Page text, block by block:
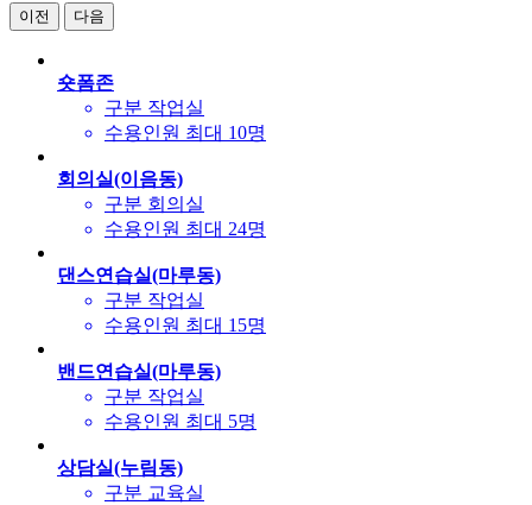
이전 다음
숏폼존
구분 작업실
수용인원 최대 10명
회의실(이음동)
구분 회의실
수용인원 최대 24명
댄스연습실(마루동)
구분 작업실
수용인원 최대 15명
밴드연습실(마루동)
구분 작업실
수용인원 최대 5명
상담실(누림동)
구분 교육실